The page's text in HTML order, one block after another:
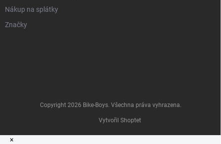
Nákup na splátky
Značky
Vytvořil Shoptet
Copyright 2026 Bike-Boys. Všechna práva vyhrazena.
×